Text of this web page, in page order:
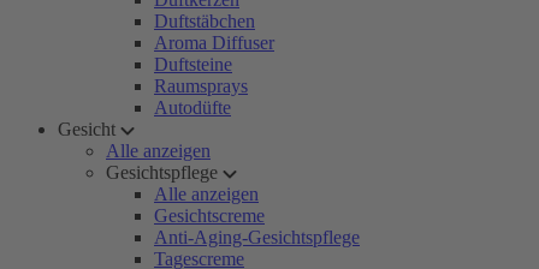
Duftstäbchen
Aroma Diffuser
Duftsteine
Raumsprays
Autodüfte
Gesicht
Alle anzeigen
Gesichtspflege
Alle anzeigen
Gesichtscreme
Anti-Aging-Gesichtspflege
Tagescreme